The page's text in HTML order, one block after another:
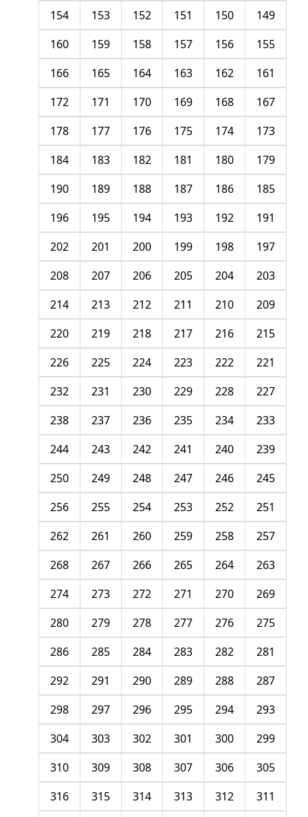
149
150
151
152
153
154
155
156
157
158
159
160
161
162
163
164
165
166
167
168
169
170
171
172
173
174
175
176
177
178
179
180
181
182
183
184
185
186
187
188
189
190
191
192
193
194
195
196
197
198
199
200
201
202
203
204
205
206
207
208
209
210
211
212
213
214
215
216
217
218
219
220
221
222
223
224
225
226
227
228
229
230
231
232
233
234
235
236
237
238
239
240
241
242
243
244
245
246
247
248
249
250
251
252
253
254
255
256
257
258
259
260
261
262
263
264
265
266
267
268
269
270
271
272
273
274
275
276
277
278
279
280
281
282
283
284
285
286
287
288
289
290
291
292
293
294
295
296
297
298
299
300
301
302
303
304
305
306
307
308
309
310
311
312
313
314
315
316